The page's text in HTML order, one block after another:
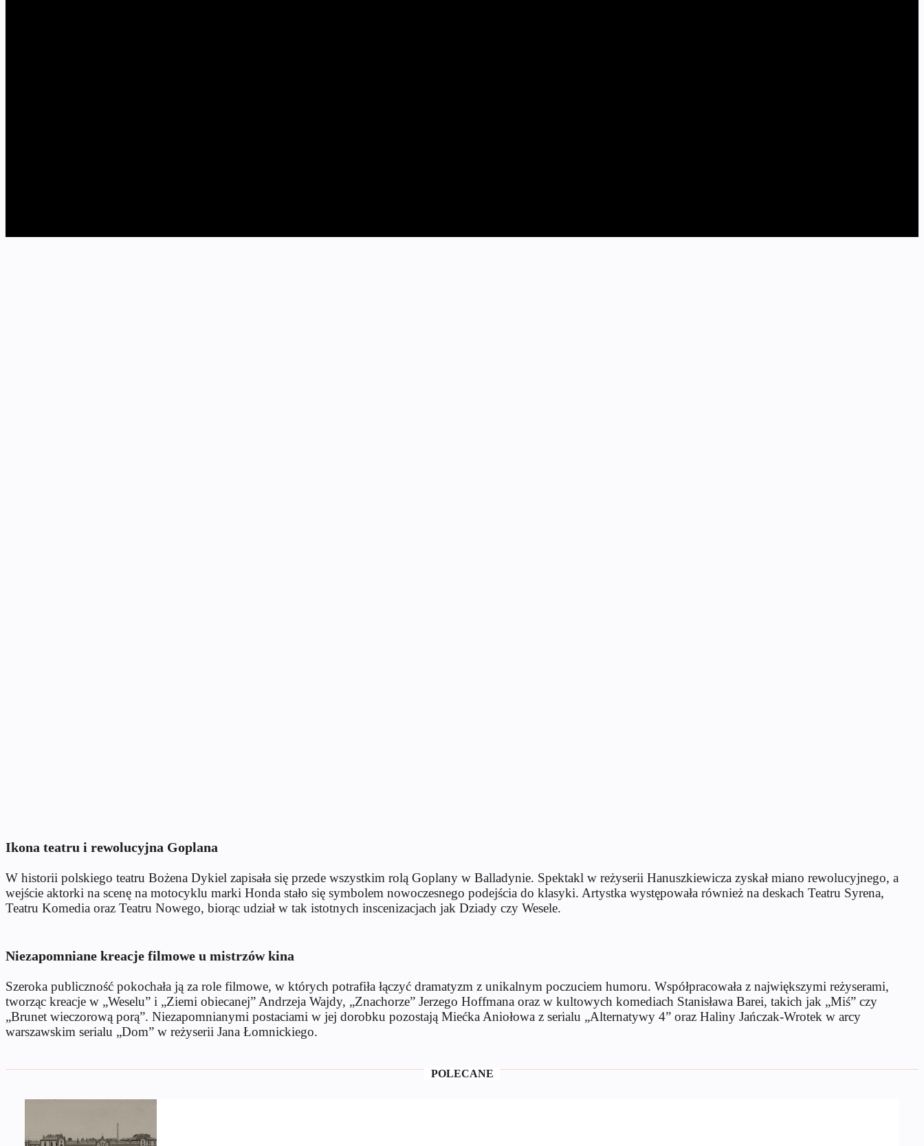
Ikona teatru i rewolucyjna Goplana
W historii polskiego teatru Bożena Dykiel zapisała się przede wszystkim rolą Goplany w Balladynie. Spektakl w reżyserii Hanuszkiewicza zyskał miano rewolucyjnego, a
wejście aktorki na scenę na motocyklu marki Honda stało się symbolem nowoczesnego podejścia do klasyki. Artystka występowała również na deskach Teatru Syrena,
Teatru Komedia oraz Teatru Nowego, biorąc udział w tak istotnych inscenizacjach jak Dziady czy Wesele.
Niezapomniane kreacje filmowe u mistrzów kina
Szeroka publiczność pokochała ją za role filmowe, w których potrafiła łączyć dramatyzm z unikalnym poczuciem humoru. Współpracowała z największymi reżyserami,
tworząc kreacje w „Weselu” i „Ziemi obiecanej” Andrzeja Wajdy, „Znachorze” Jerzego Hoffmana oraz w kultowych komediach Stanisława Barei, takich jak „Miś” czy
„Brunet wieczorową porą”. Niezapomnianymi postaciami w jej dorobku pozostają Miećka Aniołowa z serialu „Alternatywy 4” oraz Haliny Jańczak-Wrotek w arcy
warszawskim serialu „Dom” w reżyserii Jana Łomnickiego.
POLECANE